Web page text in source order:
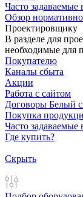
Часто задаваемые
Обзор
Проектировщику
В разделе для
необходимые для
Покупателю
Каналы сбыта
Акции
Работа с сайтом
Договоры Белый
Покупка
Часто задаваемые
Где купить?
Скрыть